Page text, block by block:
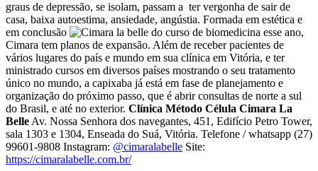
graus de depressão, se isolam, passam a ter vergonha de sair de
casa, baixa autoestima, ansiedade, angústia. Formada em estética e
em conclusão
do curso de biomedicina esse ano,
Cimara tem planos de expansão. Além de receber pacientes de
vários lugares do país e mundo em sua clínica em Vitória, e ter
ministrado cursos em diversos países mostrando o seu tratamento
único no mundo, a capixaba já está em fase de planejamento e
organização do próximo passo, que é abrir consultas de norte a sul
do Brasil, e até no exterior. Clínica Método Célula Cimara La
Belle Av. Nossa Senhora dos navegantes, 451, Edifício Petro Tower,
sala 1303 e 1304, Enseada do Suá, Vitória. Telefone / whatsapp (27)
99601-9808 Instagram: @cimaralabelle Site:
https://cimaralabelle.com.br/